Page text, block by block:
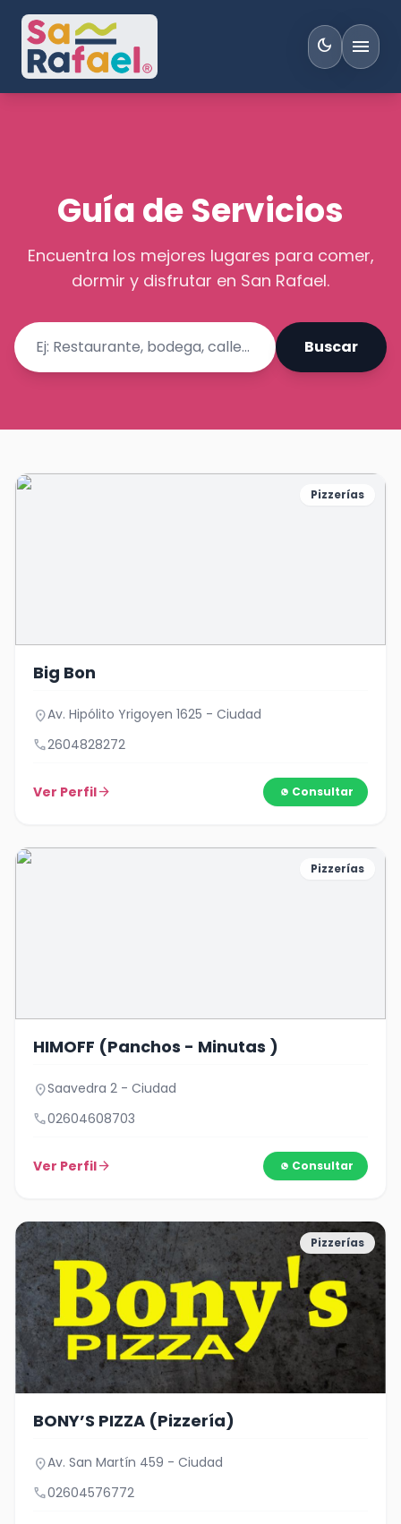
dark_mode menu
Guía de Servicios
Encuentra los mejores lugares para comer,
dormir y disfrutar en San Rafael.
Buscar
Pizzerías
Big Bon
location_onAv. Hipólito Yrigoyen 1625 - Ciudad
call2604828272
Ver Perfilarrow_forward Consultar
Pizzerías
HIMOFF (Panchos - Minutas )
location_onSaavedra 2 - Ciudad
call02604608703
Ver Perfilarrow_forward Consultar
Pizzerías
BONY’S PIZZA (Pizzería)
location_onAv. San Martín 459 - Ciudad
call02604576772